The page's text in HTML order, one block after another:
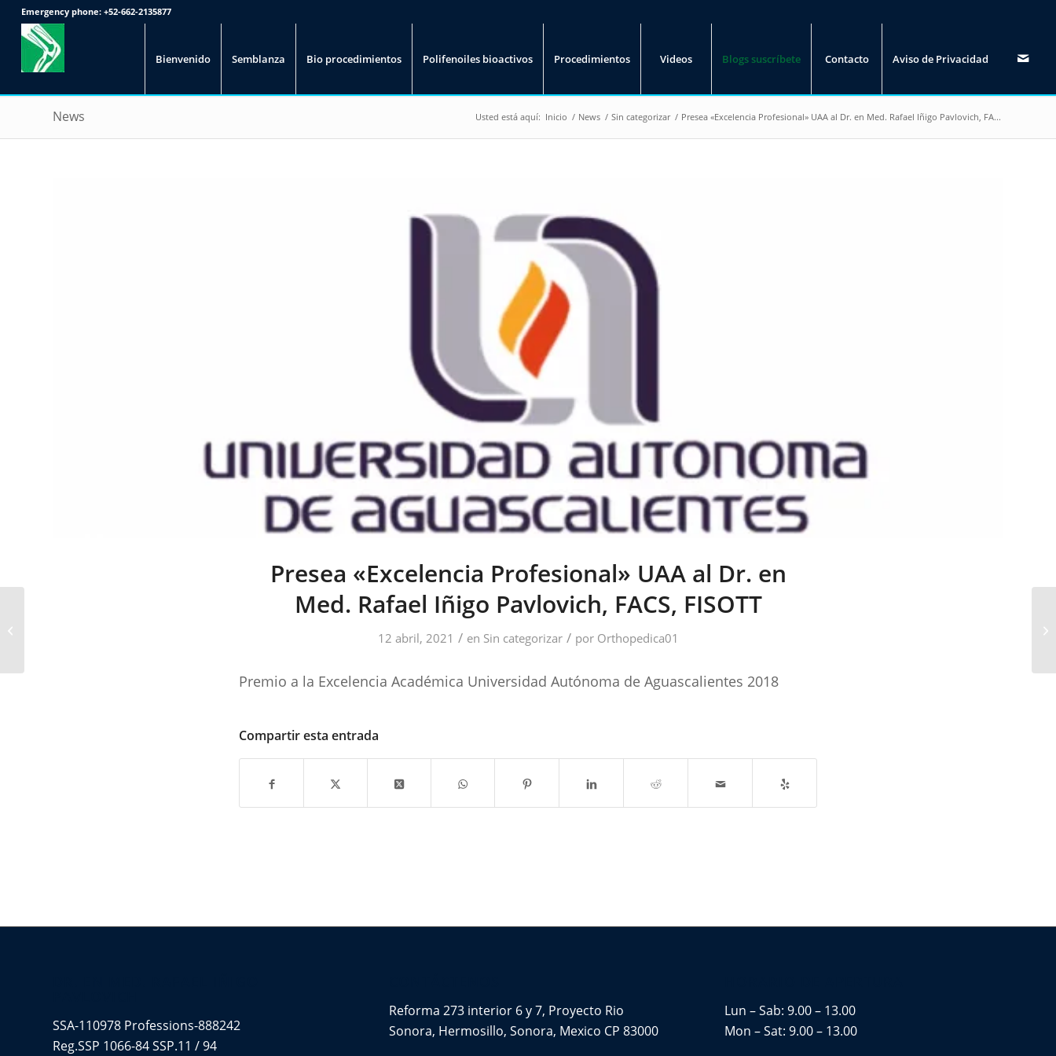
Emergency phone: +52-662-2135877
Bienvenido Semblanza Bio procedimientos Polifenoiles bioactivos Procedimientos Videos Blogs suscríbete Contacto Aviso de Privacidad
News Usted está aquí: Inicio / News / Sin categorizar / Presea «Excelencia Profesional» UAA al Dr. en Med. Rafael Iñigo Pavlovich, FA...
Presea «Excelencia Profesional» UAA al Dr. en
Med. Rafael Iñigo Pavlovich, FACS, FISOTT
12 abril, 2021 / en Sin categorizar / por Orthopedica01
Premio a la Excelencia Académica Universidad Autónoma de Aguascalientes 2018
Compartir esta entrada
SSA-110978 Professions-888242
Reg.SSP 1066-84 SSP.11 / 94
Reforma 273 interior 6 y 7, Proyecto Rio
Sonora, Hermosillo, Sonora, Mexico CP 83000
Lun – Sab: 9.00 – 13.00
Mon – Sat: 9.00 – 13.00